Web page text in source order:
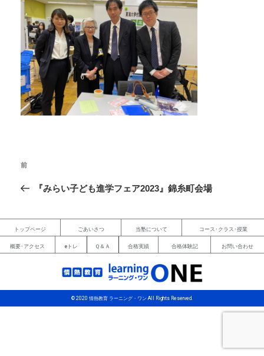
前
『みらい子ども進学フェア2023』錦糸町会場
トップページ ごあいさつ 当塾について コース･クラス･授業
概要･アクセス eトレ Ｑ＆Ａ 合格実績 合格体験記 お問い合わせ
© 2020 情熱教育 ラーニング・ワン All Rights Reserved.